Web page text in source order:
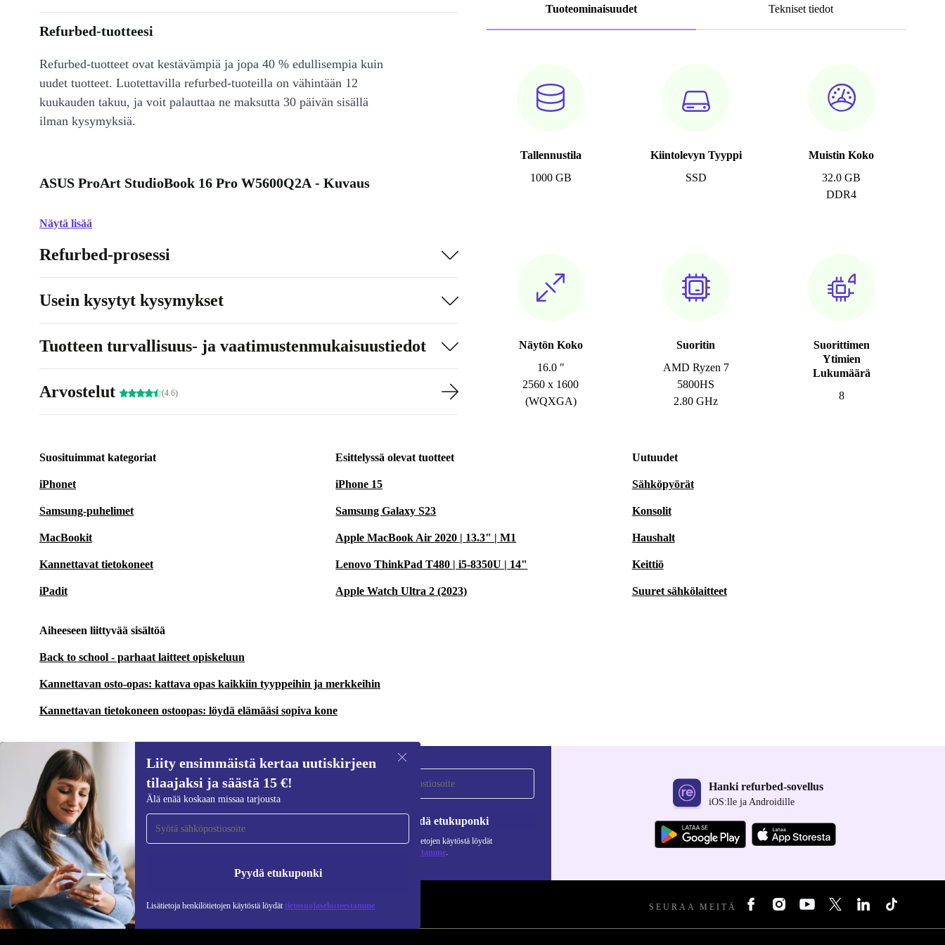
Tuoteominaisuudet Tekniset tiedot
Tallennustila
1000 GB
Kiintolevyn Tyyppi
SSD
Muistin Koko
32.0 GB
DDR4
Näytön Koko
16.0 "
2560 x 1600
(WQXGA)
Suoritin
AMD Ryzen 7
5800HS
2.80 GHz
Suorittimen
Ytimien
Lukumäärä
8
Refurbed-tuotteesi
Refurbed-tuotteet ovat kestävämpiä ja jopa 40 % edullisempia kuin
uudet tuotteet. Luotettavilla refurbed-tuoteilla on vähintään 12
kuukauden takuu, ja voit palauttaa ne maksutta 30 päivän sisällä
ilman kysymyksiä.
ASUS ProArt StudioBook 16 Pro W5600Q2A - Kuvaus
Näytä lisää
Refurbed-prosessi
Usein kysytyt kysymykset
Tuotteen turvallisuus- ja vaatimustenmukaisuustiedot
Arvostelut (4.6)
Suosituimmat kategoriat
iPhonet
Samsung-puhelimet
MacBookit
Kannettavat tietokoneet
iPadit
Esittelyssä olevat tuotteet
iPhone 15
Samsung Galaxy S23
Apple MacBook Air 2020 | 13.3" | M1
Lenovo ThinkPad T480 | i5-8350U | 14"
Apple Watch Ultra 2 (2023)
Uutuudet
Sähköpyörät
Konsolit
Haushalt
Keittiö
Suuret sähkölaitteet
Aiheeseen liittyvää sisältöä
Back to school - parhaat laitteet opiskeluun
Kannettavan osto-opas: kattava opas kaikkiin tyyppeihin ja merkkeihin
Kannettavan tietokoneen ostoopas: löydä elämääsi sopiva kone
Liity ensimmäistä kertaa uutiskirjeen
tilaajaksi ja säästä 15 €!
Älä enää koskaan missaa tarjousta
Pyydä etukuponki
Lisätietoja henkilötietojen käytöstä löydät tietosuojaselosteestamme
Liity ensimmäistä kertaa uutiskirjeen
tilaajaksi ja säästä 15 €!
Älä missaa enää yhtäkään tarjousta.
Pyydä etukuponki
Lisätietoja henkilötietojen käytöstä löydät
tietosuojaselosteestamme.
Hanki refurbed-sovellus
iOS:lle ja Androidille
REFURBED SUOMI - RETHINK NEW. SEURAA MEITÄ